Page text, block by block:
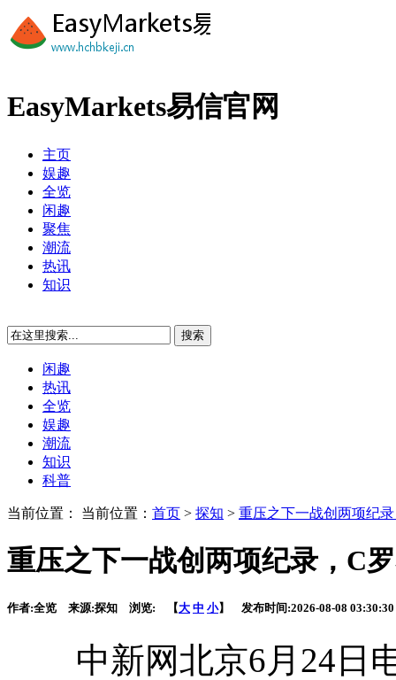
EasyMarkets易信官网
主页
娱趣
全览
闲趣
聚焦
潮流
热讯
知识
闲趣
热讯
全览
娱趣
潮流
知识
科普
当前位置： 当前位置： 首页 > 探知 > 重压之下一战创两项纪
重压之下一战创两项纪录，C
作者:全览 来源:探知 浏览: 【大 中 小】 发布时间:2026-08-08 03:30:30
中新网北京6月24日电